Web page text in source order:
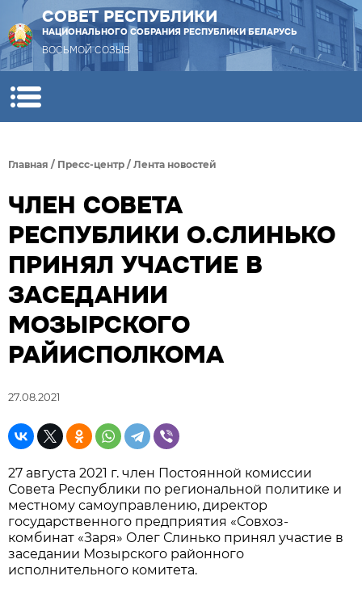
СОВЕТ РЕСПУБЛИКИ
НАЦИОНАЛЬНОГО СОБРАНИЯ РЕСПУБЛИКИ БЕЛАРУСЬ
ВОСЬМОЙ СОЗЫВ
Главная / Пресс-центр / Лента новостей
ЧЛЕН СОВЕТА
РЕСПУБЛИКИ О.СЛИНЬКО
ПРИНЯЛ УЧАСТИЕ В
ЗАСЕДАНИИ
МОЗЫРСКОГО
РАЙИСПОЛКОМА
27.08.2021
27 августа 2021 г. член Постоянной комиссии
Совета Республики по региональной политике и
местному самоуправлению, директор
государственного предприятия «Совхоз-
комбинат «Заря» Олег Слинько принял участие в
заседании Мозырского районного
исполнительного комитета.